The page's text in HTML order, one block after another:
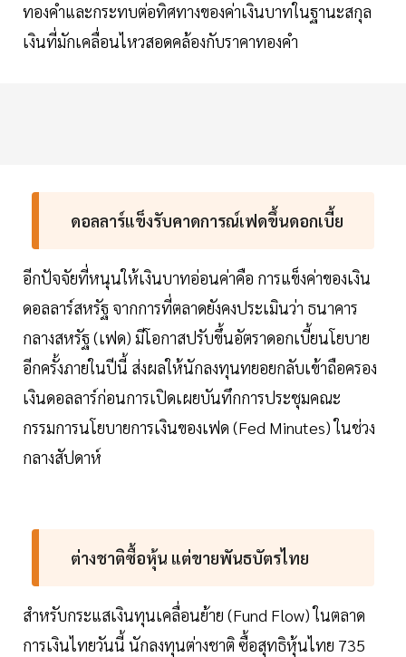
ทองคำและกระทบต่อทิศทางของค่าเงินบาทในฐานะสกุล
เงินที่มักเคลื่อนไหวสอดคล้องกับราคาทองคำ
ดอลลาร์แข็งรับคาดการณ์เฟดขึ้นดอกเบี้ย
อีกปัจจัยที่หนุนให้เงินบาทอ่อนค่าคือ การแข็งค่าของเงิน
ดอลลาร์สหรัฐ จากการที่ตลาดยังคงประเมินว่า ธนาคาร
กลางสหรัฐ (เฟด) มีโอกาสปรับขึ้นอัตราดอกเบี้ยนโยบาย
อีกครั้งภายในปีนี้ ส่งผลให้นักลงทุนทยอยกลับเข้าถือครอง
เงินดอลลาร์ก่อนการเปิดเผยบันทึกการประชุมคณะ
กรรมการนโยบายการเงินของเฟด (Fed Minutes) ในช่วง
กลางสัปดาห์
ต่างชาติซื้อหุ้น แต่ขายพันธบัตรไทย
สำหรับกระแสเงินทุนเคลื่อนย้าย (Fund Flow) ในตลาด
การเงินไทยวันนี้ นักลงทุนต่างชาติ ซื้อสุทธิหุ้นไทย 735